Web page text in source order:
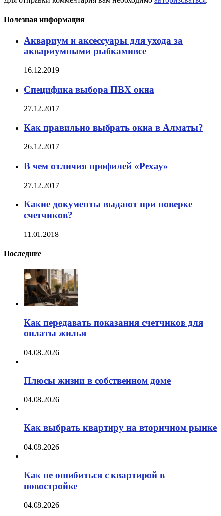
Полезная информация
Аквариум и аксессуары для ухода за
аквариумными рыбкамивсе
16.12.2019
Специфика выбора ПВХ окна
27.12.2017
Как правильно выбрать окна в Алматы?
26.12.2017
В чем отличия профилей «Рехау»
27.12.2017
Какие документы выдают при поверке
счетчиков?
11.01.2018
Последние
Как передавать показания счетчиков для
оплаты жилья
04.08.2026
Плюсы жизни в собственном доме
04.08.2026
Как выбрать квартиру на вторичном рынке
04.08.2026
Как не ошибиться с квартирой в
новостройке
04.08.2026